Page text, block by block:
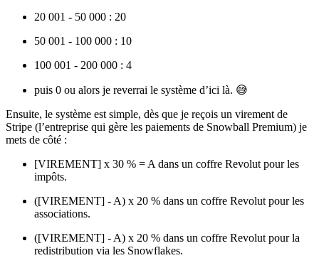
20 001 - 50 000 : 20
50 001 - 100 000 : 10
100 001 - 200 000 : 4
puis 0 ou alors je reverrai le système d’ici là. 😅
Ensuite, le système est simple, dès que je reçois un virement de
Stripe (l’entreprise qui gère les paiements de Snowball Premium) je
mets de côté :
[VIREMENT] x 30 % = A dans un coffre Revolut pour les
impôts.
([VIREMENT] - A) x 20 % dans un coffre Revolut pour les
associations.
([VIREMENT] - A) x 20 % dans un coffre Revolut pour la
redistribution via les Snowflakes.